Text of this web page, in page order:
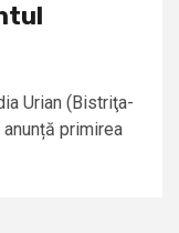
Urian (Bistriţa-
primirea